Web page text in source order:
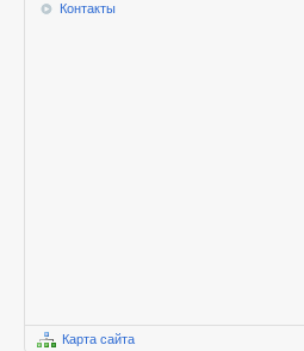
Контакты
Карта сайта